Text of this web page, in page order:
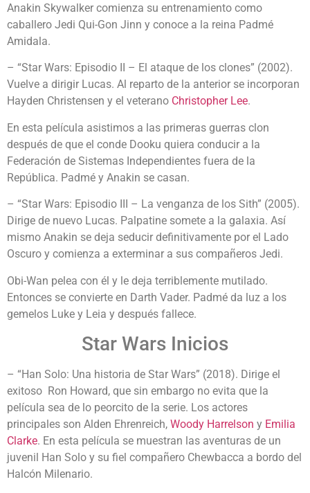
Anakin Skywalker comienza su entrenamiento como
caballero Jedi Qui-Gon Jinn y conoce a la reina Padmé
Amidala.
– “Star Wars: Episodio II – El ataque de los clones” (2002).
Vuelve a dirigir Lucas. Al reparto de la anterior se incorporan
Hayden Christensen y el veterano Christopher Lee.
En esta película asistimos a las primeras guerras clon
después de que el conde Dooku quiera conducir a la
Federación de Sistemas Independientes fuera de la
República. Padmé y Anakin se casan.
– “Star Wars: Episodio III – La venganza de los Sith” (2005).
Dirige de nuevo Lucas. Palpatine somete a la galaxia. Así
mismo Anakin se deja seducir definitivamente por el Lado
Oscuro y comienza a exterminar a sus compañeros Jedi.
Obi-Wan pelea con él y le deja terriblemente mutilado.
Entonces se convierte en Darth Vader. Padmé da luz a los
gemelos Luke y Leia y después fallece.
Star Wars Inicios
– “Han Solo: Una historia de Star Wars” (2018). Dirige el
exitoso Ron Howard, que sin embargo no evita que la
película sea de lo peorcito de la serie. Los actores
principales son Alden Ehrenreich, Woody Harrelson y Emilia
Clarke. En esta película se muestran las aventuras de un
juvenil Han Solo y su fiel compañero Chewbacca a bordo del
Halcón Milenario.